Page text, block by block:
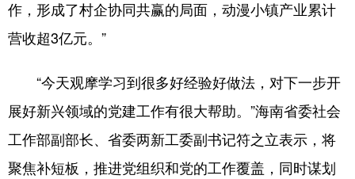
作，形成了村企协同共赢的局面，动漫小镇产业累计
营收超3亿元。”
“今天观摩学习到很多好经验好做法，对下一步开
展好新兴领域的党建工作有很大帮助。”海南省委社会
工作部副部长、省委两新工委副书记符之立表示，将
聚焦补短板，推进党组织和党的工作覆盖，同时谋划